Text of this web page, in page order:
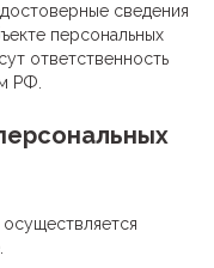
сведения
персональных
ответственность
РФ.